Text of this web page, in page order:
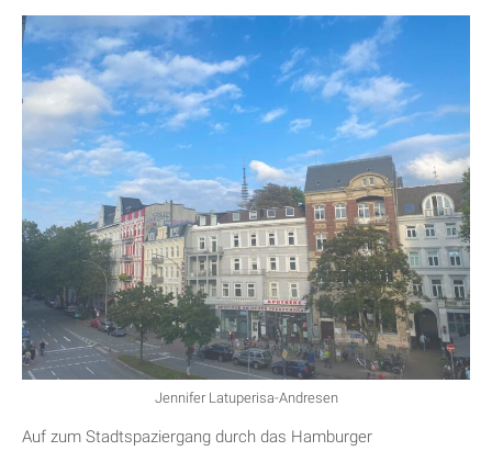
Jennifer Latuperisa-Andresen
Auf zum Stadtspaziergang durch das Hamburger